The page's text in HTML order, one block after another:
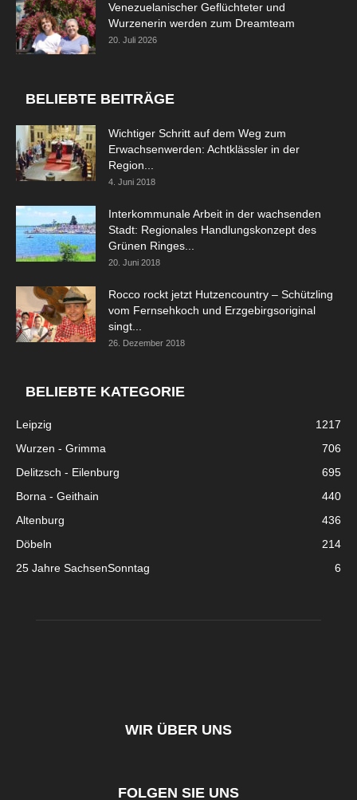
Venezuelanischer Geflüchteter und
Wurzenerin werden zum Dreamteam
20. Juli 2026
BELIEBTE BEITRÄGE
Wichtiger Schritt auf dem Weg zum
Erwachsenwerden: Achtklässler in der
Region...
4. Juni 2018
Interkommunale Arbeit in der wachsenden
Stadt: Regionales Handlungskonzept des
Grünen Ringes...
20. Juni 2018
Rocco rockt jetzt Hutzencountry – Schützling
vom Fernsehkoch und Erzgebirgsoriginal
singt...
26. Dezember 2018
BELIEBTE KATEGORIE
Leipzig
1217
Wurzen - Grimma
706
Delitzsch - Eilenburg
695
Borna - Geithain
440
Altenburg
436
Döbeln
214
25 Jahre SachsenSonntag
6
WIR ÜBER UNS
FOLGEN SIE UNS